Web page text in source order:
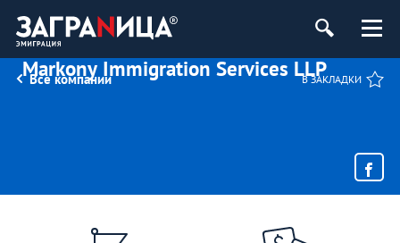
Все компании
Markony Immigration Services LLPВ ЗАКЛАДКИ